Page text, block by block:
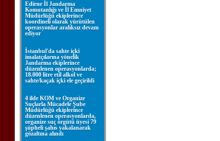
Edirne İl Jandarma
Komutanlığı ve İl Emniyet
Müdürlüğü ekiplerince
koordineli olarak yürütülen
operasyonlar aralıksız devam
ediyor
İstanbul'da sahte içki
imalatçılarına yönelik
Jandarma ekiplerince
düzenlenen operasyonlarda;
18.000 litre etil alkol ve
sahte/kaçak içki ele geçirildi
4 ilde KOM ve Organize
Suçlarla Mücadele Şube
Müdürlüğü ekiplerince
düzenlenen operasyonlarda,
organize suç örgütü üyesi 79
şüpheli şahıs yakalanarak
gözaltına alındı